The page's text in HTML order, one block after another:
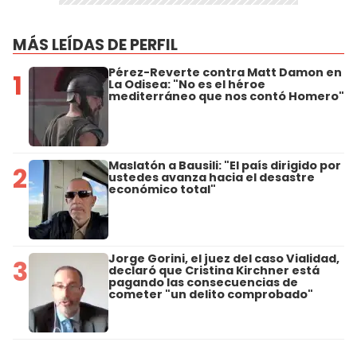
MÁS LEÍDAS DE PERFIL
1 Pérez-Reverte contra Matt Damon en
La Odisea: "No es el héroe
mediterráneo que nos contó Homero"
2 Maslatón a Bausili: "El país dirigido por
ustedes avanza hacia el desastre
económico total"
3 Jorge Gorini, el juez del caso Vialidad,
declaró que Cristina Kirchner está
pagando las consecuencias de
cometer "un delito comprobado"